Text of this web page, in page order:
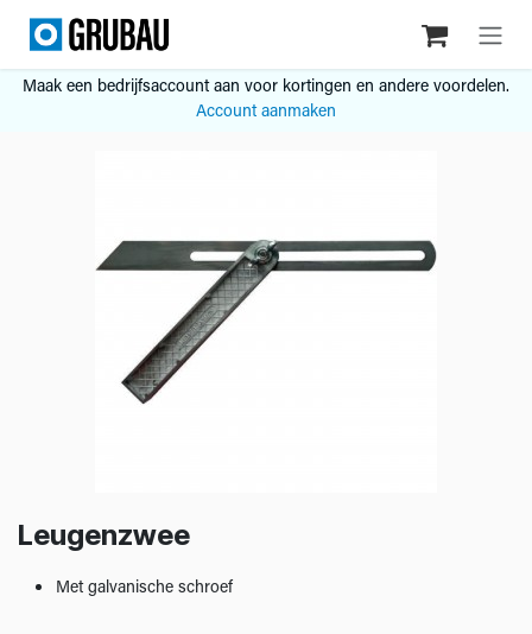
Overslaan naar inhoud
Maak een bedrijfsaccount aan voor kortingen en andere voordelen.
Account aanmaken
Leugenzwee
Met galvanische schroef